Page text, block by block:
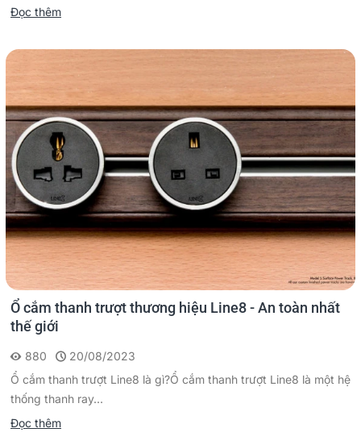
Đọc thêm
Ổ cắm thanh trượt thương hiệu Line8 - An toàn nhất
thế giới
880
20/08/2023
Ổ cắm thanh trượt Line8 là gì?Ổ cắm thanh trượt Line8 là một hệ
thống thanh ray...
Đọc thêm